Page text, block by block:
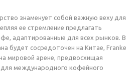
знаменует собой важную веху для
ее стремление предлагать
адаптированные для всех рынков. В
будет сосредоточен на Китае, Franke
мировой арене, предвосхищая
международного кофейного